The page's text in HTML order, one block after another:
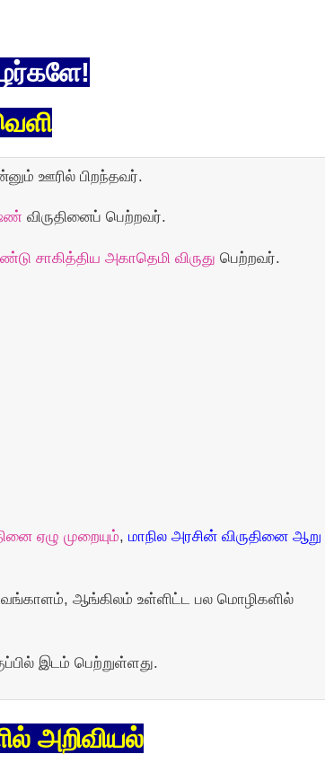
ஊரில் பிறந்தவர்.
விருதினைப் பெற்றவர்.
சாகித்திய அகாதெமி விருது பெற்றவர்.
ஏழு முறையும், மாநில அரசின் விருதினை ஆறு
ஆங்கிலம் உள்ளிட்ட பல மொழிகளில்
இடம் பெற்றுள்ளது.
அறிவியல்